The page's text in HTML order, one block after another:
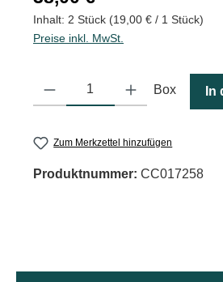
Inhalt: 2 Stück (19,00 € / 1 Stück)
Preise inkl. MwSt.
Produkt Anzahl: Gib den
Box In
Zum Merkzettel hinzufügen
Produktnummer: CC017258